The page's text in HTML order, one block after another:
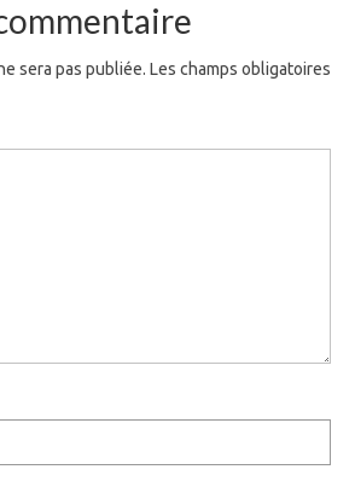
sera pas publiée. Les champs obligatoires